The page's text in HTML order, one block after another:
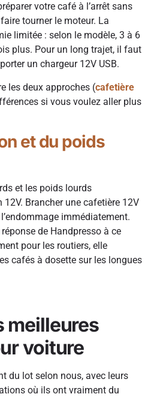
votre café à l’arrêt sans
tourner le moteur. La
limitée : selon le modèle, 3 à 6
plus. Pour un long trajet, il faut
un chargeur 12V USB.
les deux approches (cafetière
si vous voulez aller plus
et du poids
et les poids lourds
Brancher une cafetière 12V
immédiatement.
de Handpresso à ce
pour les routiers, elle
cafés à dosette sur les longues
meilleures
voiture
du lot selon nous, avec leurs
où ils ont vraiment du